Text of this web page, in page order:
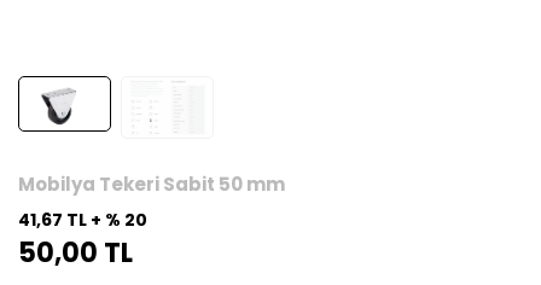
Mobilya Tekeri Sabit 50 mm
41,67 TL + % 20
50,00 TL